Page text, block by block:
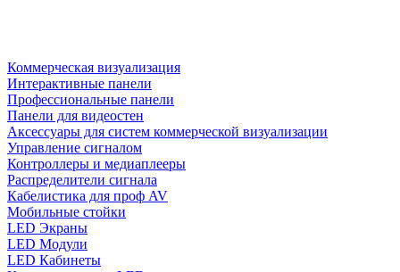
Коммерческая визуализация
Интерактивные панели
Профессиональные панели
Панели для видеостен
Аксессуары для систем коммерческой визуализации
Управление сигналом
Контроллеры и медиаплееры
Распределители сигнала
Кабелистика для проф AV
Мобильные стойки
LED Экраны
LED Модули
LED Кабинеты